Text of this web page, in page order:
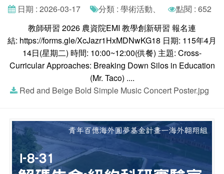
日期 : 2026-03-17 分類 : 學術活動、
點閱 : 652
教師研習 2026 農資院EMI 教學創新研習 報名連
結: https://forms.gle/XcJazr1HxMDNwKG18 日期: 115年4月
14日(星期二) 時間: 10:00~12:00(供餐) 主題: Cross-
Curricular Approaches: Breaking Down Silos in Education
(Mr. Taco) ....
Red and Beige Bold Simple Music Concert Poster.jpg